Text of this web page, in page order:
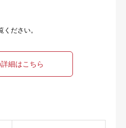
ださい。
細はこちら